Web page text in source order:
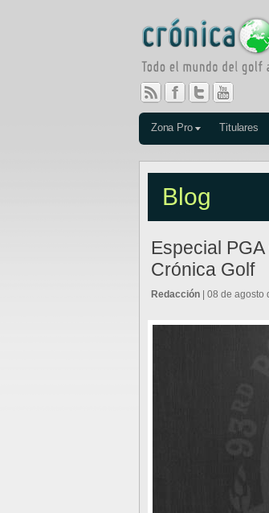
Zona Pro Titulares
Blog
Especial
Crónica Golf
Redacción | 08 de agosto